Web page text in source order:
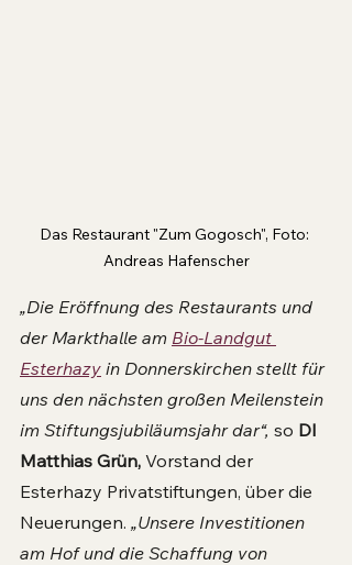
Das Restaurant "Zum Gogosch", Foto:
Andreas Hafenscher
„Die Eröffnung des Restaurants und
der Markthalle am Bio-Landgut
Esterhazy in Donnerskirchen stellt für
uns den nächsten großen Meilenstein
im Stiftungsjubiläumsjahr dar“, so DI
Matthias Grün, Vorstand der
Esterhazy Privatstiftungen, über die
Neuerungen. „Unsere Investitionen
am Hof und die Schaffung von